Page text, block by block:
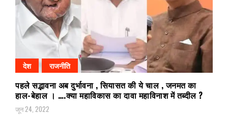
देश राजनीति
पहले सद्भावना अब दुर्भावना , सियासत की ये चाल , जनमत का
हाल-बेहाल । ….क्या महाविकास का दावा महाविनाश में तब्दील ?
जून 24, 2022